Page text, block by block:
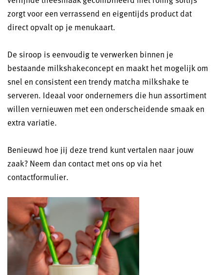
zorgt voor een verrassend en eigentijds product dat
direct opvalt op je menukaart.
De siroop is eenvoudig te verwerken binnen je
bestaande milkshakeconcept en maakt het mogelijk om
snel en consistent een trendy matcha milkshake te
serveren. Ideaal voor ondernemers die hun assortiment
willen vernieuwen met een onderscheidende smaak en
extra variatie.
Benieuwd hoe jij deze trend kunt vertalen naar jouw
zaak? Neem dan contact met ons op via het
contactformulier.